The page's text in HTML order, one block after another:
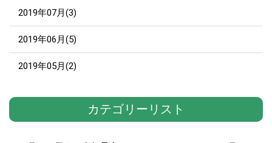
2019年07月(3)
2019年06月(5)
2019年05月(2)
カテゴリーリスト